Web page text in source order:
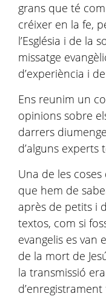
grans que té
créixer en la fe,
l’Església i de la
missatge
d’experiència i
Ens reunim un
opinions sobre
darrers
d’alguns experts
Una de les
que hem de
après de petits i
textos, com si
evangelis es van
de la mort de
la transmissió
d’enregistrament